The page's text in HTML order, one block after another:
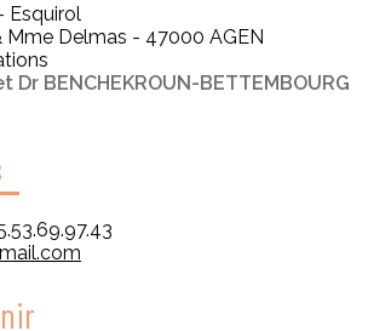
Esquirol
Mme Delmas - 47000 AGEN
Dr BENCHEKROUN-BETTEMBOURG